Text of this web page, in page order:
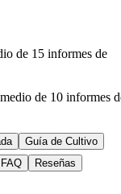
de 15 informes de
de 10 informes
Guía de Cultivo
FAQ Reseñas